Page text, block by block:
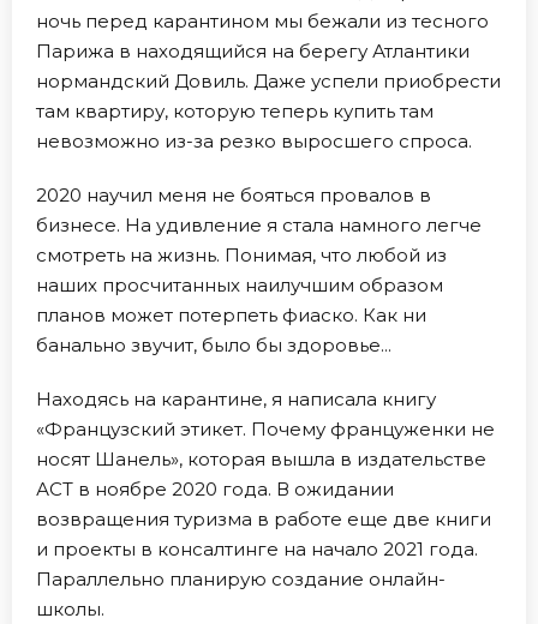
ночь перед карантином мы бежали из тесного
Парижа в находящийся на берегу Атлантики
нормандский Довиль. Даже успели приобрести
там квартиру, которую теперь купить там
невозможно из-за резко выросшего спроса.
2020 научил меня не бояться провалов в
бизнесе. На удивление я стала намного легче
смотреть на жизнь. Понимая, что любой из
наших просчитанных наилучшим образом
планов может потерпеть фиаско. Как ни
банально звучит, было бы здоровье...
Находясь на карантине, я написала книгу
«Французский этикет. Почему француженки не
носят Шанель», которая вышла в издательстве
АСТ в ноябре 2020 года. В ожидании
возвращения туризма в работе еще две книги
и проекты в консалтинге на начало 2021 года.
Параллельно планирую создание онлайн-
школы.